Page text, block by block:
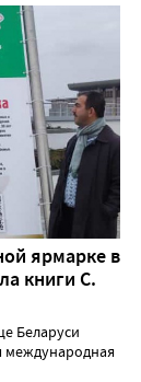
ярмарке в
книги С.
Беларуси
международная